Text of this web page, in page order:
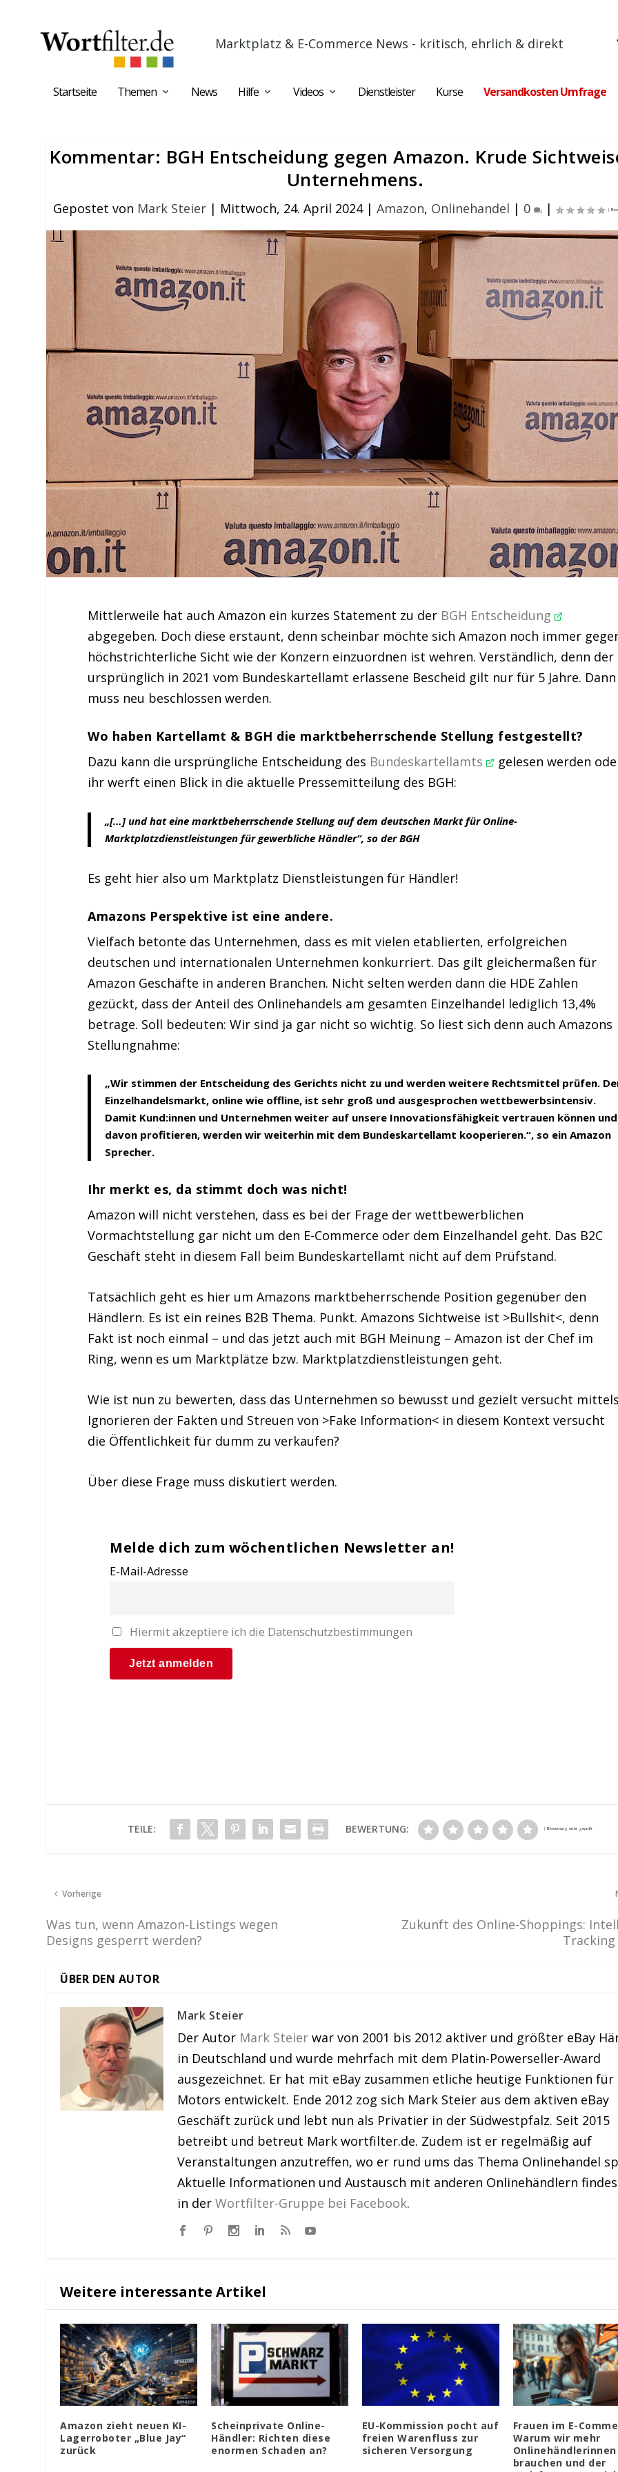
Marktplatz & E-Commerce News - kritisch, ehrlich & direkt
Startseite Themen News Hilfe Videos Dienstleister Kurse Versandkosten Umfrage
Kommentar: BGH Entscheidung gegen Amazon. Krude
Unternehmens.
Gepostet von Mark Steier | Mittwoch, 24. April 2024|Amazon, Onlinehandel | 0 |
Mittlerweile hat auch Amazon ein kurzes Statement zu der BGH Entscheidung
abgegeben. Doch diese erstaunt, denn scheinbar möchte sich Amazon noch immer
höchstrichterliche Sicht wie der Konzern einzuordnen ist wehren. Verständlich, denn der
ursprünglich in 2021 vom Bundeskartellamt erlassene Bescheid gilt nur für 5 Jahre. Dann
muss neu beschlossen werden.
Wo haben Kartellamt & BGH die marktbeherrschende Stellung festgestellt?
Dazu kann die ursprüngliche Entscheidung des Bundeskartellamts
gelesen werden
ihr werft einen Blick in die aktuelle Pressemitteilung des BGH:
„[…] und hat eine marktbeherrschende Stellung auf dem deutschen Markt für Online-
Marktplatzdienstleistungen für gewerbliche Händler“, so der BGH
Es geht hier also um Marktplatz Dienstleistungen für Händler!
Amazons Perspektive ist eine andere.
Vielfach betonte das Unternehmen, dass es mit vielen etablierten, erfolgreichen
deutschen und internationalen Unternehmen konkurriert. Das gilt gleichermaßen für
Amazon Geschäfte in anderen Branchen. Nicht selten werden dann die HDE Zahlen
gezückt, dass der Anteil des Onlinehandels am gesamten Einzelhandel lediglich 13,4%
betrage. Soll bedeuten: Wir sind ja gar nicht so wichtig. So liest sich denn auch Amazons
Stellungnahme:
„Wir stimmen der Entscheidung des Gerichts nicht zu und werden weitere Rechtsmittel prüfen.
Einzelhandelsmarkt, online wie offline, ist sehr groß und ausgesprochen wettbewerbsintensiv.
Damit Kund:innen und Unternehmen weiter auf unsere Innovationsfähigkeit vertrauen können und
davon profitieren, werden wir weiterhin mit dem Bundeskartellamt kooperieren.“, so ein Amazon
Sprecher.
Ihr merkt es, da stimmt doch was nicht!
Amazon will nicht verstehen, dass es bei der Frage der wettbewerblichen
Vormachtstellung gar nicht um den E-Commerce oder dem Einzelhandel geht. Das B2C
Geschäft steht in diesem Fall beim Bundeskartellamt nicht auf dem Prüfstand.
Tatsächlich geht es hier um Amazons marktbeherrschende Position gegenüber den
Händlern. Es ist ein reines B2B Thema. Punkt. Amazons Sichtweise ist >Bullshit<, denn
Fakt ist noch einmal – und das jetzt auch mit BGH Meinung – Amazon ist der Chef im
Ring, wenn es um Marktplätze bzw. Marktplatzdienstleistungen geht.
Wie ist nun zu bewerten, dass das Unternehmen so bewusst und gezielt versucht
Ignorieren der Fakten und Streuen von >Fake Information< in diesem Kontext versucht
die Öffentlichkeit für dumm zu verkaufen?
Über diese Frage muss diskutiert werden.
Melde dich zum wöchentlichen Newsletter an!
E-Mail-Adresse
Hiermit akzeptiere ich die Datenschutzbestimmungen
TEILE: BEWERTUNG:
Vorherige
Was tun, wenn Amazon-Listings wegen
Designs gesperrt werden?
Zukunft des Online-Shoppings:
ÜBER DEN AUTOR
Mark Steier
Der Autor Mark Steier war von 2001 bis 2012 aktiver und größter eBay
in Deutschland und wurde mehrfach mit dem Platin-Powerseller-Award
ausgezeichnet. Er hat mit eBay zusammen etliche heutige Funktionen für
Motors entwickelt. Ende 2012 zog sich Mark Steier aus dem aktiven eBay
Geschäft zurück und lebt nun als Privatier in der Südwestpfalz. Seit 2015
betreibt und betreut Mark wortfilter.de. Zudem ist er regelmäßig auf
Veranstaltungen anzutreffen, wo er rund ums das Thema Onlinehandel
Aktuelle Informationen und Austausch mit anderen Onlinehändlern
in derWortfilter-Gruppe bei Facebook.
Weitere interessante Artikel
Amazon zieht neuen KI-
Lagerroboter „Blue Jay“
zurück
Scheinprivate Online-
Händler: Richten diese
enormen Schaden an?
EU-Kommission pocht auf
freien Warenfluss zur
sicheren Versorgung
Frauen im E-
Warum wir mehr
Onlinehändlerinnen
brauchen und der